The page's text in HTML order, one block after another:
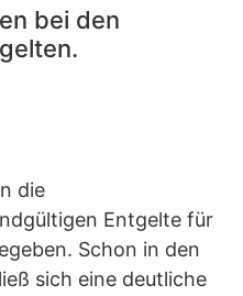
bei den
die
Entgelte für
Schon in den
sich eine deutliche